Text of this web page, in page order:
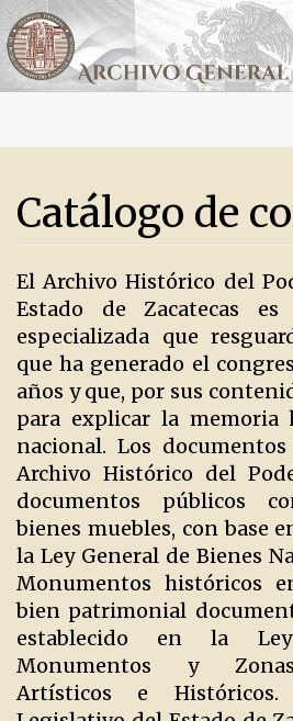
Catálogo de
El Archivo Histórico del
Estado de Zacatecas
especializada que
que ha generado el
años y que, por sus
para explicar la memoria
nacional. Los
Archivo Histórico del
documentos públicos
bienes muebles, con base
la Ley General de Bienes
Monumentos históricos
bien patrimonial
establecido en la
Monumentos y Zonas
Artísticos e